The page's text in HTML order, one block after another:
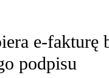
e-fakturę
podpisu